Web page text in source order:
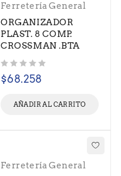
Ferretería General
ORGANIZADOR
PLAST. 8 COMP.
CROSSMAN .BTA
$68.258
AÑADIR AL CARRITO
Ferretería General